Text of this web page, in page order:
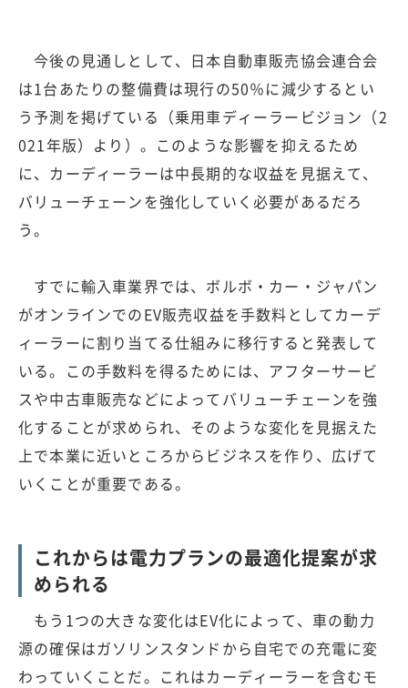
今後の見通しとして、日本自動車販売協会連合会
は1台あたりの整備費は現行の50％に減少するとい
う予測を掲げている（乗用車ディーラービジョン（2
021年版）より）。このような影響を抑えるため
に、カーディーラーは中長期的な収益を見据えて、
バリューチェーンを強化していく必要があるだろ
う。
すでに輸入車業界では、ボルボ・カー・ジャパン
がオンラインでのEV販売収益を手数料としてカーデ
ィーラーに割り当てる仕組みに移行すると発表して
いる。この手数料を得るためには、アフターサービ
スや中古車販売などによってバリューチェーンを強
化することが求められ、そのような変化を見据えた
上で本業に近いところからビジネスを作り、広げて
いくことが重要である。
これからは電力プランの最適化提案が求
められる
もう1つの大きな変化はEV化によって、車の動力
源の確保はガソリンスタンドから自宅での充電に変
わっていくことだ。これはカーディーラーを含むモ